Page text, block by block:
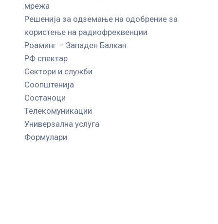
мрежа
Решенија за одземање на одобрение за
користење на радиофреквенции
Роаминг – Западен Балкан
РФ спектар
Сектори и служби
Соопштенија
Состаноци
Телекомуникации
Универзална услуга
Формулари